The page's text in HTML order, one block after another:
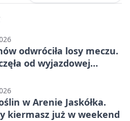
odwróciła losy meczu.
od wyjazdowej
w Arenie Jaskółka.
kiermasz już w weekend